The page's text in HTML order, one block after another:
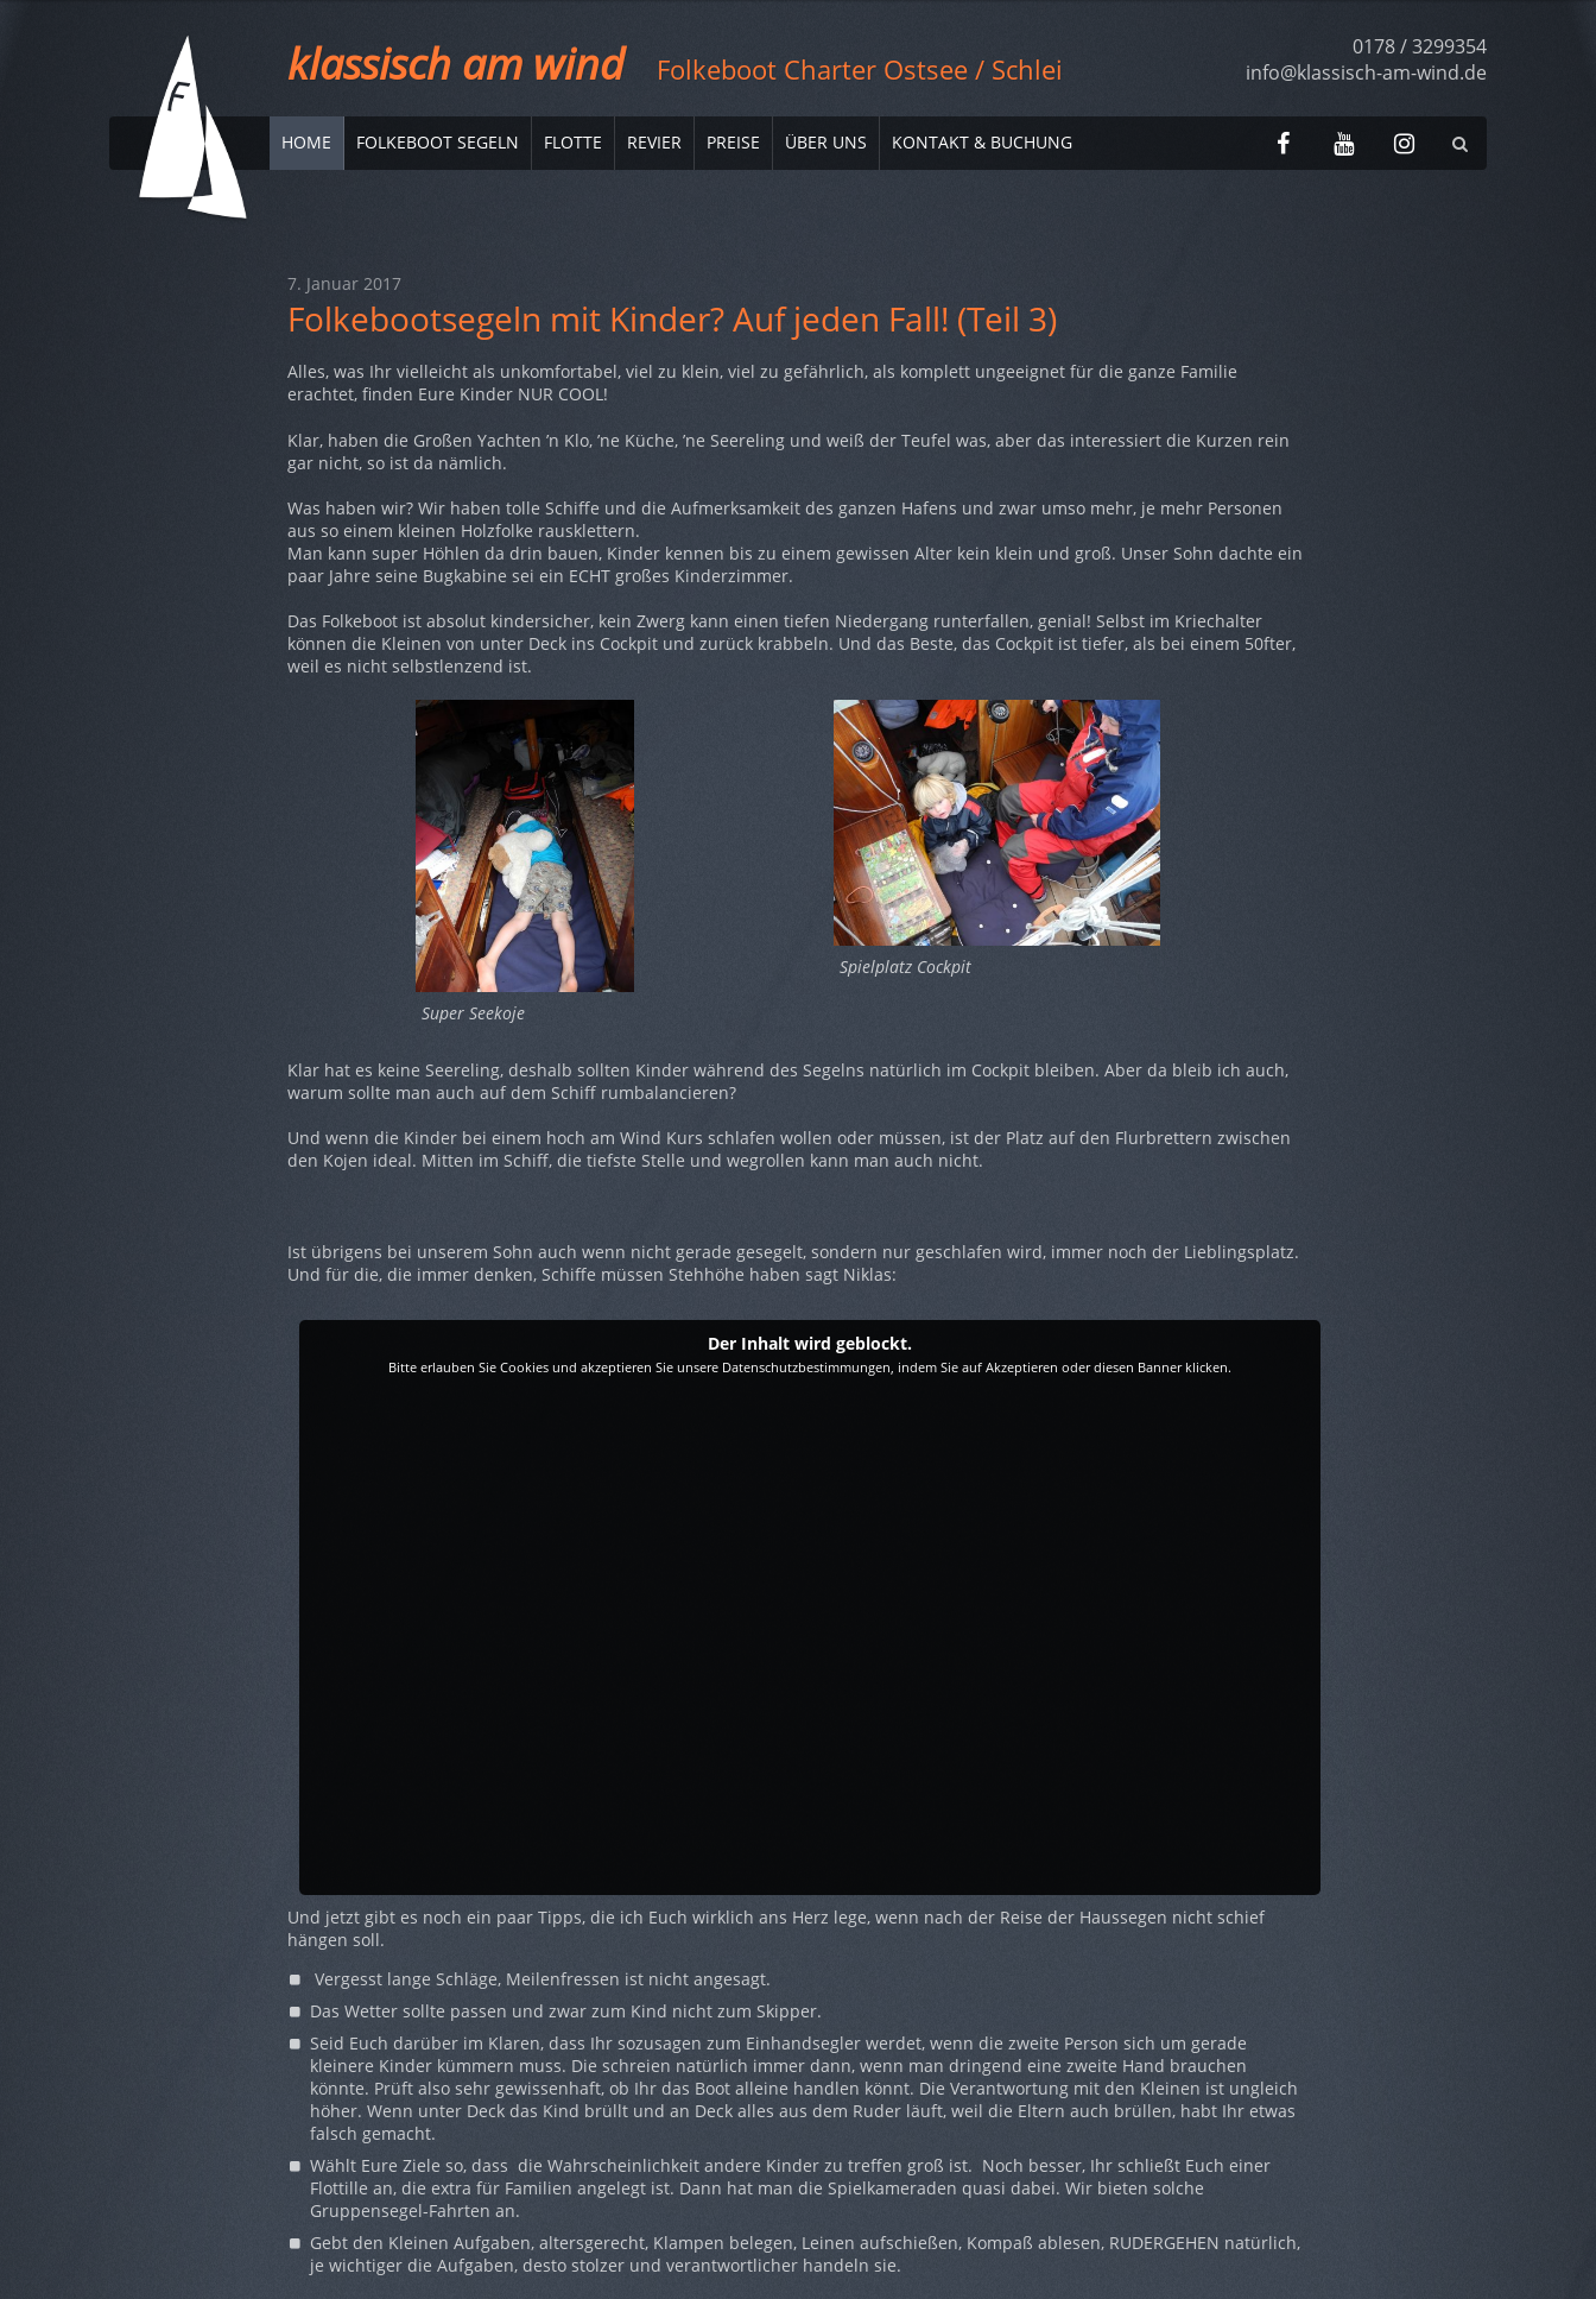
Telefonnummer0178 / 3299354
info@klassisch-am-wind.de
Social
MediaFacebookYouTubeInstagram
klassisch am wind Folkeboot Charter Ostsee / Schlei
HOME FOLKEBOOT SEGELN FLOTTE REVIER PREISE ÜBER UNS KONTAKT & BUCHUNG
7. Januar 2017
Folkebootsegeln mit Kinder? Auf jeden Fall! (Teil 3)
Alles, was Ihr vielleicht als unkomfortabel, viel zu klein, viel zu gefährlich, als komplett ungeeignet für die ganze Familie
erachtet, finden Eure Kinder NUR COOL!
Klar, haben die Großen Yachten ’n Klo, ’ne Küche, ’ne Seereling und weiß der Teufel was, aber das interessiert die Kurzen rein
gar nicht, so ist da nämlich.
Was haben wir? Wir haben tolle Schiffe und die Aufmerksamkeit des ganzen Hafens und zwar umso mehr, je mehr Personen
aus so einem kleinen Holzfolke rausklettern.
Man kann super Höhlen da drin bauen, Kinder kennen bis zu einem gewissen Alter kein klein und groß. Unser Sohn dachte ein
paar Jahre seine Bugkabine sei ein ECHT großes Kinderzimmer.
Das Folkeboot ist absolut kindersicher, kein Zwerg kann einen tiefen Niedergang runterfallen, genial! Selbst im Kriechalter
können die Kleinen von unter Deck ins Cockpit und zurück krabbeln. Und das Beste, das Cockpit ist tiefer, als bei einem 50fter,
weil es nicht selbstlenzend ist.
Super Seekoje
Spielplatz Cockpit
Klar hat es keine Seereling, deshalb sollten Kinder während des Segelns natürlich im Cockpit bleiben. Aber da bleib ich auch,
warum sollte man auch auf dem Schiff rumbalancieren?
Und wenn die Kinder bei einem hoch am Wind Kurs schlafen wollen oder müssen, ist der Platz auf den Flurbrettern zwischen
den Kojen ideal. Mitten im Schiff, die tiefste Stelle und wegrollen kann man auch nicht.
Ist übrigens bei unserem Sohn auch wenn nicht gerade gesegelt, sondern nur geschlafen wird, immer noch der Lieblingsplatz.
Und für die, die immer denken, Schiffe müssen Stehhöhe haben sagt Niklas:
Der Inhalt wird geblockt.
Bitte erlauben Sie Cookies und akzeptieren Sie unsere Datenschutzbestimmungen, indem Sie auf Akzeptieren oder diesen Banner klicken.
Und jetzt gibt es noch ein paar Tipps, die ich Euch wirklich ans Herz lege, wenn nach der Reise der Haussegen nicht schief
hängen soll.
Vergesst lange Schläge, Meilenfressen ist nicht angesagt.
Das Wetter sollte passen und zwar zum Kind nicht zum Skipper.
Seid Euch darüber im Klaren, dass Ihr sozusagen zum Einhandsegler werdet, wenn die zweite Person sich um gerade
kleinere Kinder kümmern muss. Die schreien natürlich immer dann, wenn man dringend eine zweite Hand brauchen
könnte. Prüft also sehr gewissenhaft, ob Ihr das Boot alleine handlen könnt. Die Verantwortung mit den Kleinen ist ungleich
höher. Wenn unter Deck das Kind brüllt und an Deck alles aus dem Ruder läuft, weil die Eltern auch brüllen, habt Ihr etwas
falsch gemacht.
Wählt Eure Ziele so, dass die Wahrscheinlichkeit andere Kinder zu treffen groß ist. Noch besser, Ihr schließt Euch einer
Flottille an, die extra für Familien angelegt ist. Dann hat man die Spielkameraden quasi dabei. Wir bieten solche
Gruppensegel-Fahrten an.
Gebt den Kleinen Aufgaben, altersgerecht, Klampen belegen, Leinen aufschießen, Kompaß ablesen, RUDERGEHEN natürlich,
je wichtiger die Aufgaben, desto stolzer und verantwortlicher handeln sie.